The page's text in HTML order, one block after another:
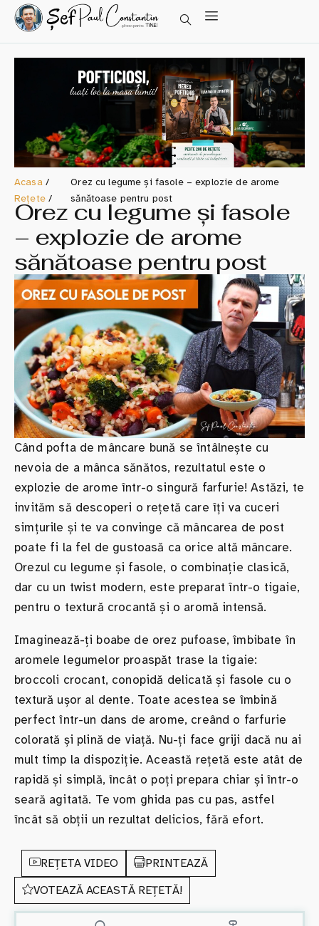
Acasa/
Rețete/
Orez cu legume și fasole – explozie de arome
sănătoase pentru post
Orez cu legume și fasole
– explozie de arome
sănătoase pentru post
Când pofta de mâncare bună se întâlnește cu
nevoia de a mânca sănătos, rezultatul este o
explozie de arome într-o singură farfurie! Astăzi, te
invităm să descoperi o rețetă care îți va cuceri
simțurile și te va convinge că mâncarea de post
poate fi la fel de gustoasă ca orice altă mâncare.
Orezul cu legume și fasole, o combinație clasică,
dar cu un twist modern, este preparat într-o tigaie,
pentru o textură crocantă și o aromă intensă.
Imaginează-ți boabe de orez pufoase, îmbibate în
aromele legumelor proaspăt trase la tigaie:
broccoli crocant, conopidă delicată și fasole cu o
textură ușor al dente. Toate acestea se îmbină
perfect într-un dans de arome, creând o farfurie
colorată și plină de viață. Nu-ți face griji dacă nu ai
mult timp la dispoziție. Această rețetă este atât de
rapidă și simplă, încât o poți prepara chiar și într-o
seară agitată. Te vom ghida pas cu pas, astfel
încât să obții un rezultat delicios, fără efort.
REȚETA VIDEO
PRINTEAZĂ
VOTEAZĂ ACEASTĂ REȚETĂ!